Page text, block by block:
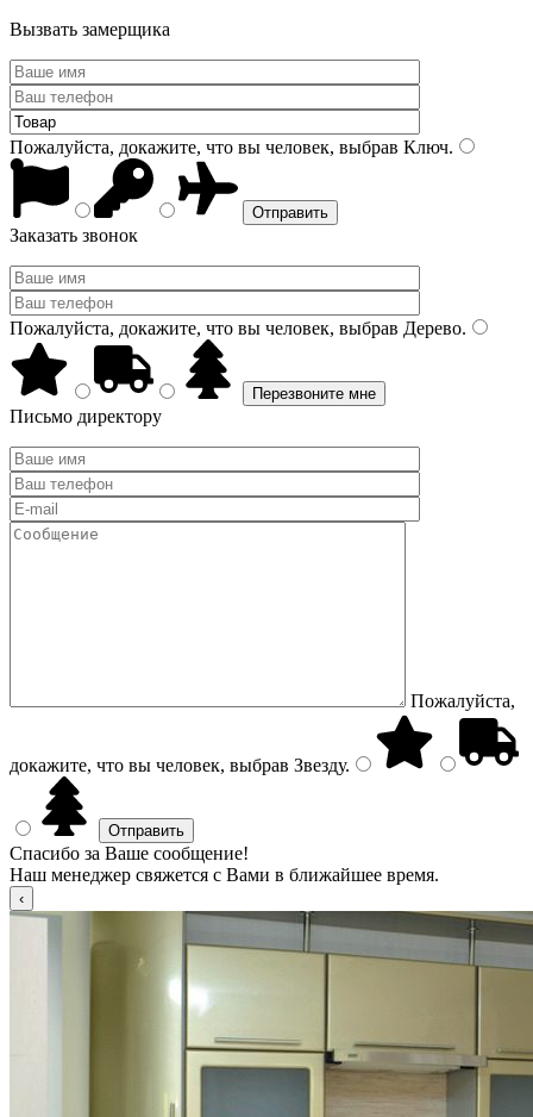
Вызвать замерщика
Пожалуйста, докажите, что вы человек, выбрав Ключ.
Заказать звонок
Пожалуйста, докажите, что вы человек, выбрав Дерево.
Письмо директору
Пожалуйста,
докажите, что вы человек, выбрав Звезду.
Спасибо за Ваше сообщение!
Наш менеджер свяжется с Вами в ближайшее время.